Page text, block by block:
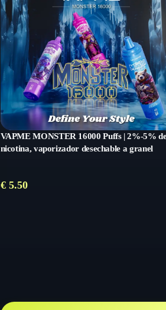
VAPME MONSTER 16000 Puffs | 2%-5%
nicotina, vaporizador desechable a granel
€5.50